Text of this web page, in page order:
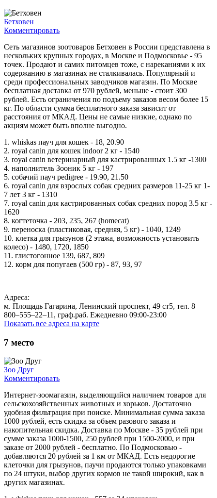
Бетховен
Комментировать
Сеть магазинов зоотоваров Бетховен в России представлена в
нескольких крупных городах, в Москве и Подмосковье - 95
точек. Продают и самих питомцев тоже, с нареканиями к их
содержанию в магазинах не сталкивалась. Популярный и
среди профессиональных заводчиков магазин. По Москве
бесплатная доставка от 970 рублей, меньше - стоит 300
рублей. Есть ограничения по подъему заказов весом более 15
кг. По области сумма бесплатного заказа зависит от
расстояния от МКАД. Цены не самые низкие, однако по
акциям может быть вполне выгодно.
1. whiskas пауч для кошек - 18, 20.90
2. royal canin для кошек indoor 2 кг - 1540
3. royal canin ветеринарный для кастрированных 1.5 кг -1300
4. наполнитель Зооник 5 кг - 197
5. собачий пауч pedigree - 19.90, 21.50
6. royal canin для взрослых собак средних размеров 11-25 кг 1-
7 лет 3 кг - 1310
7. royal canin для кастрированных собак средних пород 3.5 кг -
1620
8. когтеточка - 203, 235, 267 (homecat)
9. переноска (пластиковая, средняя, 5 кг) - 1040, 1249
10. клетка для грызунов (2 этажа, возможность установить
колесо) - 1480, 1720, 1850
11. глистогонное 139, 687, 809
12. корм для попугаев (500 гр) - 87, 93, 97
Адреса:
м. Площадь Гагарина, Ленинский проспект, 49 ст5, тел. 8‒
800‒555‒22‒11, граф.раб. Ежедневно 09:00-23:00
Показать все адреса на карте
7 место
Зоо Друг
Комментировать
Интернет-зоомагазин, выделяющийся наличием товаров для
сельскохозяйственных животных и хорьков. Достаточно
удобная фильтрация при поиске. Минимальная сумма заказа
1000 рублей, есть скидка за объем разового заказа и
накопительная скидка. Доставка по Москве - 35 рублей при
сумме заказа 1000-1500, 250 рублей при 1500-2000, и при
заказе от 2000 рублей - бесплатно. По Подмосковью -
добавляются 20 рублей за 1 км от МКАД. Есть недорогие
клеточки для грызунов, паучи продаются только упаковками
по 24 штуки, выбор других кормов не такой широкий, как в
других магазинах.